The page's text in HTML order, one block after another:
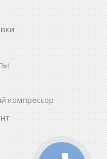
компрессор